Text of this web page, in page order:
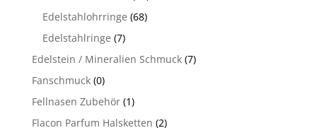
Edelstahlohrringe (68)
Edelstahlringe (7)
Edelstein / Mineralien Schmuck (7)
Fanschmuck (0)
Fellnasen Zubehör (1)
Flacon Parfum Halsketten (2)